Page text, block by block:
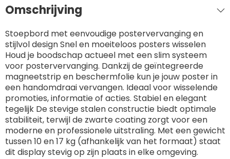
Omschrijving
Stoepbord met eenvoudige postervervanging en
stijlvol design Snel en moeiteloos posters wisselen
Houd je boodschap actueel met een slim systeem
voor postervervanging. Dankzij de geïntegreerde
magneetstrip en beschermfolie kun je jouw poster in
een handomdraai vervangen. Ideaal voor wisselende
promoties, informatie of acties. Stabiel en elegant
tegelijk De stevige stalen constructie biedt optimale
stabiliteit, terwijl de zwarte coating zorgt voor een
moderne en professionele uitstraling. Met een gewicht
tussen 10 en 17 kg (afhankelijk van het formaat) staat
dit display stevig op zijn plaats in elke omgeving.